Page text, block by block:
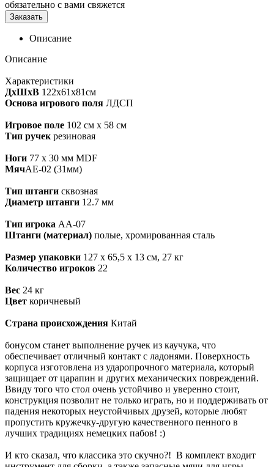
обязательно с вами свяжется
Заказать
Описание
Описание
Характеристики
ДхШхВ 122x61x81см
Основа игрового поля ЛДСП
Игровое поле 102 см х 58 см
Тип ручек резиновая
Ноги 77 x 30 мм MDF
МячAE-02 (31мм)
Тип штанги сквозная
Диаметр штанги 12.7 мм
Тип игрока AA-07
Штанги (материал) полые, хромированная сталь
Размер упаковки 127 х 65,5 х 13 см, 27 кг
Количество игроков 22
Вес 24 кг
Цвет коричневый
Страна происхождения Китай
бонусом станет выполнение ручек из каучука, что
обеспечивает отличный контакт с ладонями. Поверхность
корпуса изготовлена из ударопрочного материала, который
защищает от царапин и других механических повреждений.
Ввиду того что стол очень устойчиво и уверенно стоит,
конструкция позволит не только играть, но и поддерживать от
падения некоторых неустойчивых друзей, которые любят
пропустить кружечку-другую качественного пенного в
лучших традициях немецких пабов! :)
И кто сказал, что классика это скучно?! В комплект входит